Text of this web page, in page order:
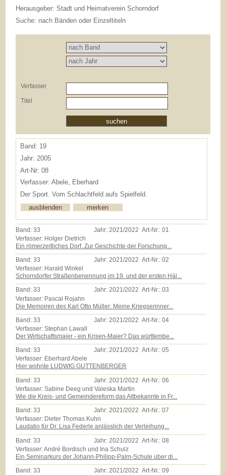
Herausgeber: Stadt und Heimatverein Schorndorf
Suche: nach Bänden oder Einzeltiteln
Verfasser
Titel
Band: 19
Jahr: 2005
Art-Nr: 08
Verfasser: Abele, Eberhard
Der Sport. Vom Schlachtfeld aufs Spielfeld.
Band:33 Jahr: 2021/2022 Art-Nr.:01
Verfasser: Holger Dietrich
Ein römerzeitliches Dorf. Zur Geschichte der Forschung...
Band:33 Jahr:2021/2022 Art-Nr.:02
Verfasser: Harald Winkel
Schorndorfer Straßenbenennung im 19. und der ersten Häl...
Band:33 Jahr:2021/2022 Art-Nr.:03
Verfasser: Pascal Rojahn
Die Memoiren des Karl Otto Müller: Meine Kriegserinner...
Band:33 Jahr:2021/2022 Art-Nr.:04
Verfasser: Stephan Lawall
Der Wirtschaftsmaier - ein Krisen-Maier? Das württembe...
Band:33 Jahr:2021/2022 Art-Nr.:05
Verfasser: Eberhard Abele
Hier wohnte LUDWIG GUTTENBERGER
Band:33 Jahr: 2021/2022 Art-Nr.:06
Verfasser: Sabine Deeg und Valeska Martin
Wie die Kreis- und Gemeindereform das Altbekannte in Fr...
Band:33 Jahr:2021/2022 Art-Nr.:07
Verfasser: Dieter Thomas Kuhn
Laudatio für Dr. Lisa Federle anlässlich der Verleihung...
Band:33 Jahr: 2021/2022 Art-Nr.:08
Verfasser: André Bordisch und Ina Schulz
Ein Seminarkurs der Johann-Philipp-Palm-Schule über di...
Band:33 Jahr:2021/2022 Art-Nr.:09